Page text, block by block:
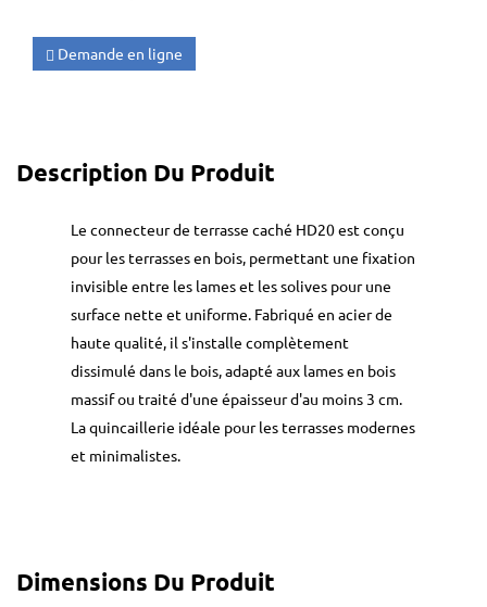
Demande en ligne
Description Du Produit
Le connecteur de terrasse caché HD20 est conçu
pour les terrasses en bois, permettant une fixation
invisible entre les lames et les solives pour une
surface nette et uniforme. Fabriqué en acier de
haute qualité, il s'installe complètement
dissimulé dans le bois, adapté aux lames en bois
massif ou traité d'une épaisseur d'au moins 3 cm.
La quincaillerie idéale pour les terrasses modernes
et minimalistes.
Dimensions Du Produit